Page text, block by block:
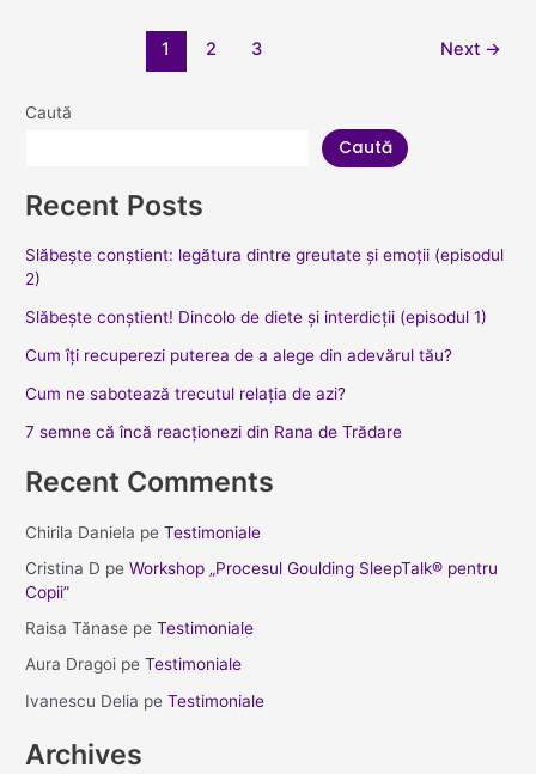
1 2 3 Next →
Caută
Caută
Recent Posts
Slăbește conștient: legătura dintre greutate și emoții (episodul
2)
Slăbește conștient! Dincolo de diete și interdicții (episodul 1)
Cum îți recuperezi puterea de a alege din adevărul tău?
Cum ne sabotează trecutul relația de azi?
7 semne că încă reacționezi din Rana de Trădare
Recent Comments
Chirila Daniela peTestimoniale
Cristina D peWorkshop „Procesul Goulding SleepTalk® pentru
Copii”
Raisa Tănase peTestimoniale
Aura Dragoi peTestimoniale
Ivanescu Delia peTestimoniale
Archives